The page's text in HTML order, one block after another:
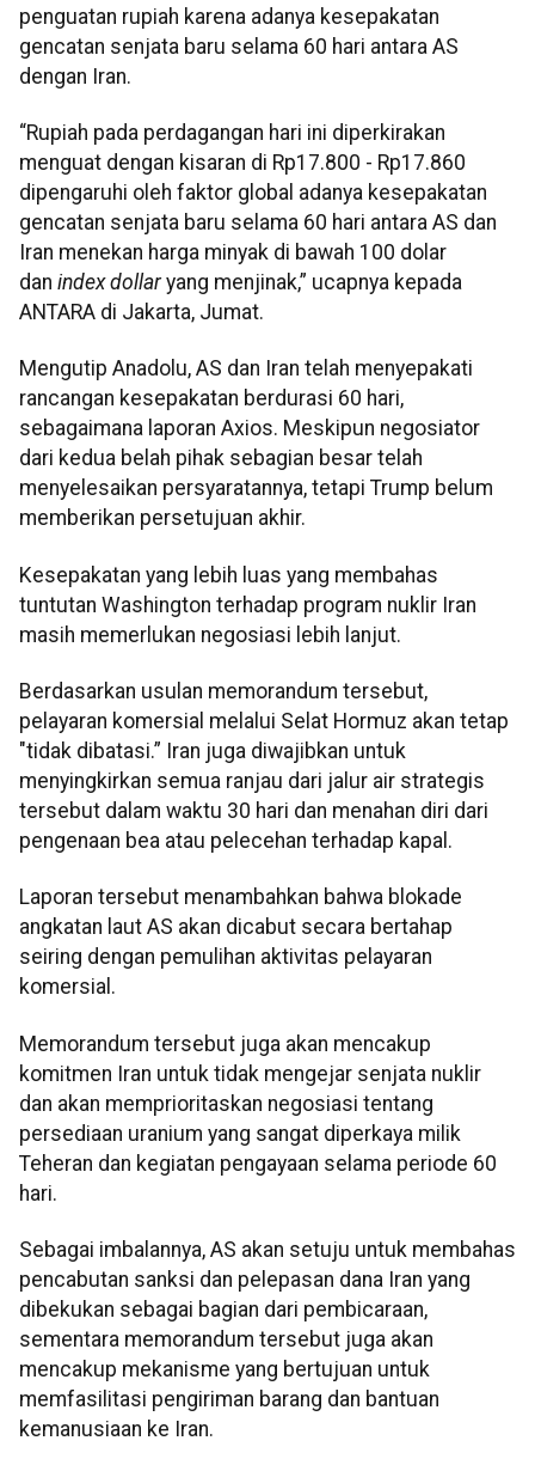
penguatan rupiah karena adanya kesepakatan
gencatan senjata baru selama 60 hari antara AS
dengan Iran.
“Rupiah pada perdagangan hari ini diperkirakan
menguat dengan kisaran di Rp17.800 - Rp17.860
dipengaruhi oleh faktor global adanya kesepakatan
gencatan senjata baru selama 60 hari antara AS dan
Iran menekan harga minyak di bawah 100 dolar
dan index dollaryang menjinak,” ucapnya kepada
ANTARA di Jakarta, Jumat.
Mengutip Anadolu, AS dan Iran telah menyepakati
rancangan kesepakatan berdurasi 60 hari,
sebagaimana laporan Axios. Meskipun negosiator
dari kedua belah pihak sebagian besar telah
menyelesaikan persyaratannya, tetapi Trump belum
memberikan persetujuan akhir.
Kesepakatan yang lebih luas yang membahas
tuntutan Washington terhadap program nuklir Iran
masih memerlukan negosiasi lebih lanjut.
Berdasarkan usulan memorandum tersebut,
pelayaran komersial melalui Selat Hormuz akan tetap
"tidak dibatasi.” Iran juga diwajibkan untuk
menyingkirkan semua ranjau dari jalur air strategis
tersebut dalam waktu 30 hari dan menahan diri dari
pengenaan bea atau pelecehan terhadap kapal.
Laporan tersebut menambahkan bahwa blokade
angkatan laut AS akan dicabut secara bertahap
seiring dengan pemulihan aktivitas pelayaran
komersial.
Memorandum tersebut juga akan mencakup
komitmen Iran untuk tidak mengejar senjata nuklir
dan akan memprioritaskan negosiasi tentang
persediaan uranium yang sangat diperkaya milik
Teheran dan kegiatan pengayaan selama periode 60
hari.
Sebagai imbalannya, AS akan setuju untuk membahas
pencabutan sanksi dan pelepasan dana Iran yang
dibekukan sebagai bagian dari pembicaraan,
sementara memorandum tersebut juga akan
mencakup mekanisme yang bertujuan untuk
memfasilitasi pengiriman barang dan bantuan
kemanusiaan ke Iran.